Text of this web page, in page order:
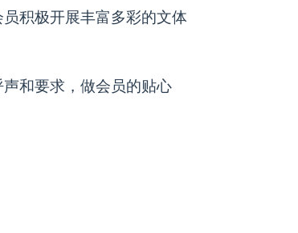
积极开展丰富多彩的文体
和要求，做会员的贴心